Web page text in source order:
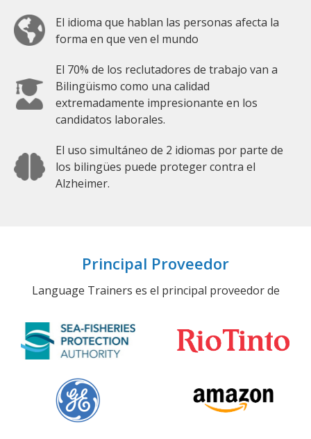
El idioma que hablan las personas afecta la
forma en que ven el mundo
El 70% de los reclutadores de trabajo van a
Bilingüismo como una calidad
extremadamente impresionante en los
candidatos laborales.
El uso simultáneo de 2 idiomas por parte de
los bilingües puede proteger contra el
Alzheimer.
Principal Proveedor
Language Trainers es el principal proveedor de